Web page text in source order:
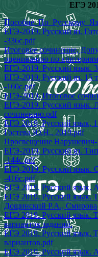
ЕГЭ
ЕГЭ-2019. Русский яз.
-336с.pdf
Итоговое сочинение,
оцениванию по критериям
ЕГЭ-2019. Русский язык.
ЕГЭ-2019. Русский яз. 15
-160с.pdf
ЕГЭ-2019. Итоговое
ЕГЭ-2019. Русский язык.
сочинению.pdf
ЕГЭ 2019, Русский язык,
Гостева Ю.Н., 2019.pdf
Просвещение
ЕГЭ-2019. Русский яз.
-144с.pdf
ЕГЭ-2019. Русский язык.
-416с.pdf
ЕГЭ 2019. Русский язык.
ЕГЭ 2019. Русский язык.
Дощинский Р.А., Смирова
ЕГЭ 2019. Русский язык.
вариантов заданий.
ЕГЭ 2019. Русский язык.
вариантов.pdf
ЕГЭ 2019. Русский язык.